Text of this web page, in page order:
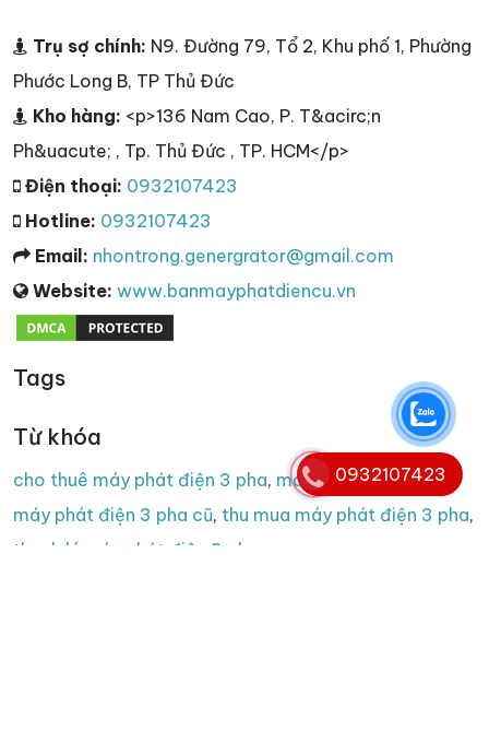
Trụ sợ chính: N9. Đường 79, Tổ 2, Khu phố 1, Phường
Phước Long B, TP Thủ Đức
Kho hàng: <p>136 Nam Cao, P. T&acirc;n
Ph&uacute; , Tp. Thủ Đức , TP. HCM</p>
Điện thoại: 0932107423
Hotline: 0932107423
Email: nhontrong.genergrator@gmail.com
Website: www.banmayphatdiencu.vn
Tags
Từ khóa
cho thuê máy phát điện 3 pha, máy phát điện 3 pha
máy phát điện 3 pha cũ, thu mua máy phát điện 3 pha,
thanh lý máy phát điện 3 pha
0932107423